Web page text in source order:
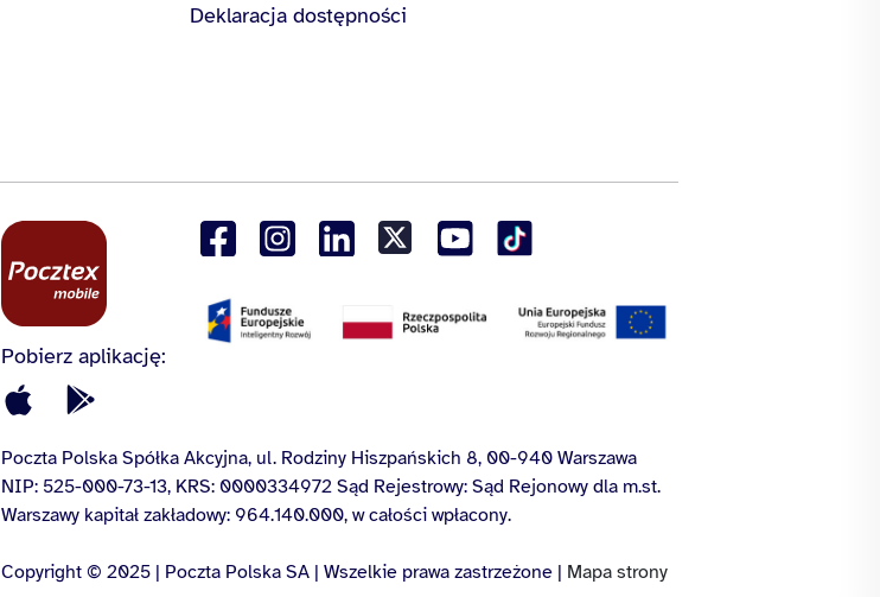
Deklaracja dostępności
Pobierz aplikację:
Poczta Polska Spółka Akcyjna, ul. Rodziny Hiszpańskich 8, 00-940 Warszawa
NIP: 525-000-73-13, KRS: 0000334972 Sąd Rejestrowy: Sąd Rejonowy dla m.st.
Warszawy kapitał zakładowy: 964.140.000, w całości wpłacony.
Copyright © 2025 | Poczta Polska SA | Wszelkie prawa zastrzeżone | Mapa strony